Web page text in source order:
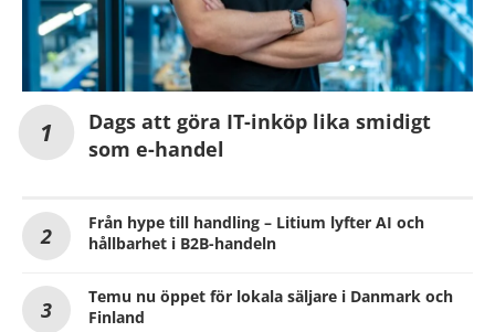
Dags att göra IT-inköp lika smidigt
som e-handel
Från hype till handling – Litium lyfter AI och
hållbarhet i B2B-handeln
Temu nu öppet för lokala säljare i Danmark och
Finland